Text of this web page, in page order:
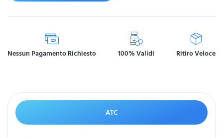
Nessun Pagamento Richiesto 100% Validi Ritiro Veloce
ATC